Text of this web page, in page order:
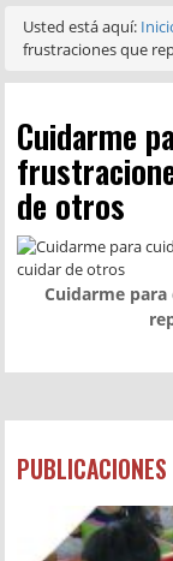
Usted está aquí:
frustraciones que
Cuidarme
de otros
Cuidarme
PUBLICACIONES